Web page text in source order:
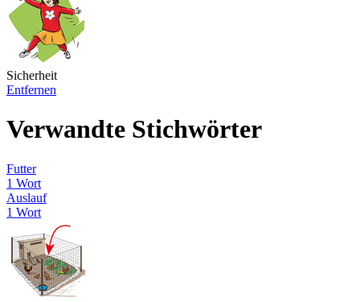
Sicherheit
Entfernen
Verwandte Stichwörter
Futter
1 Wort
Auslauf
1 Wort